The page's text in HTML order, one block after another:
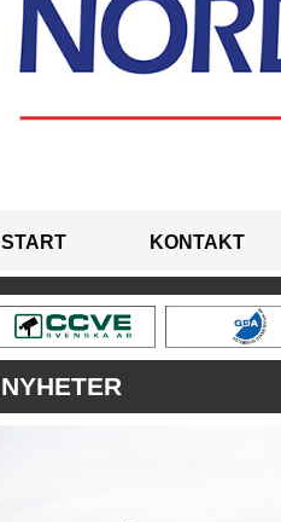
START KONTAKT
NYHETER